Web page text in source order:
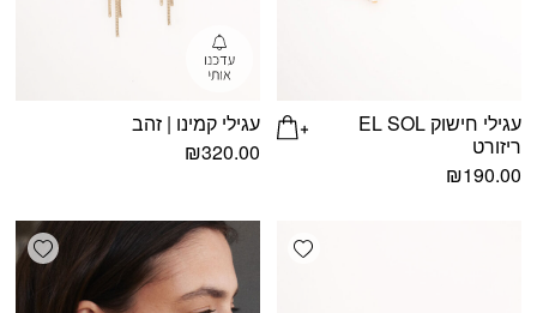
עגילי חישוק EL SOL
ריזורט
₪190.00
עגילי קמינו | זהב
₪320.00
Add wishlist